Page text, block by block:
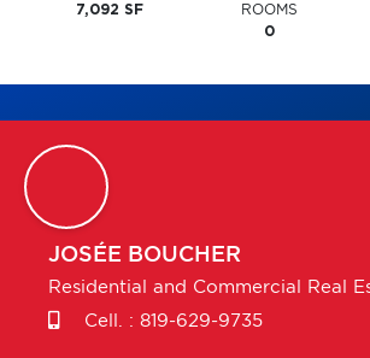
7,092 SF
ROOMS
0
JOSÉE BOUCHER
Residential and Commercial Real
Cell. : 819-629-9735